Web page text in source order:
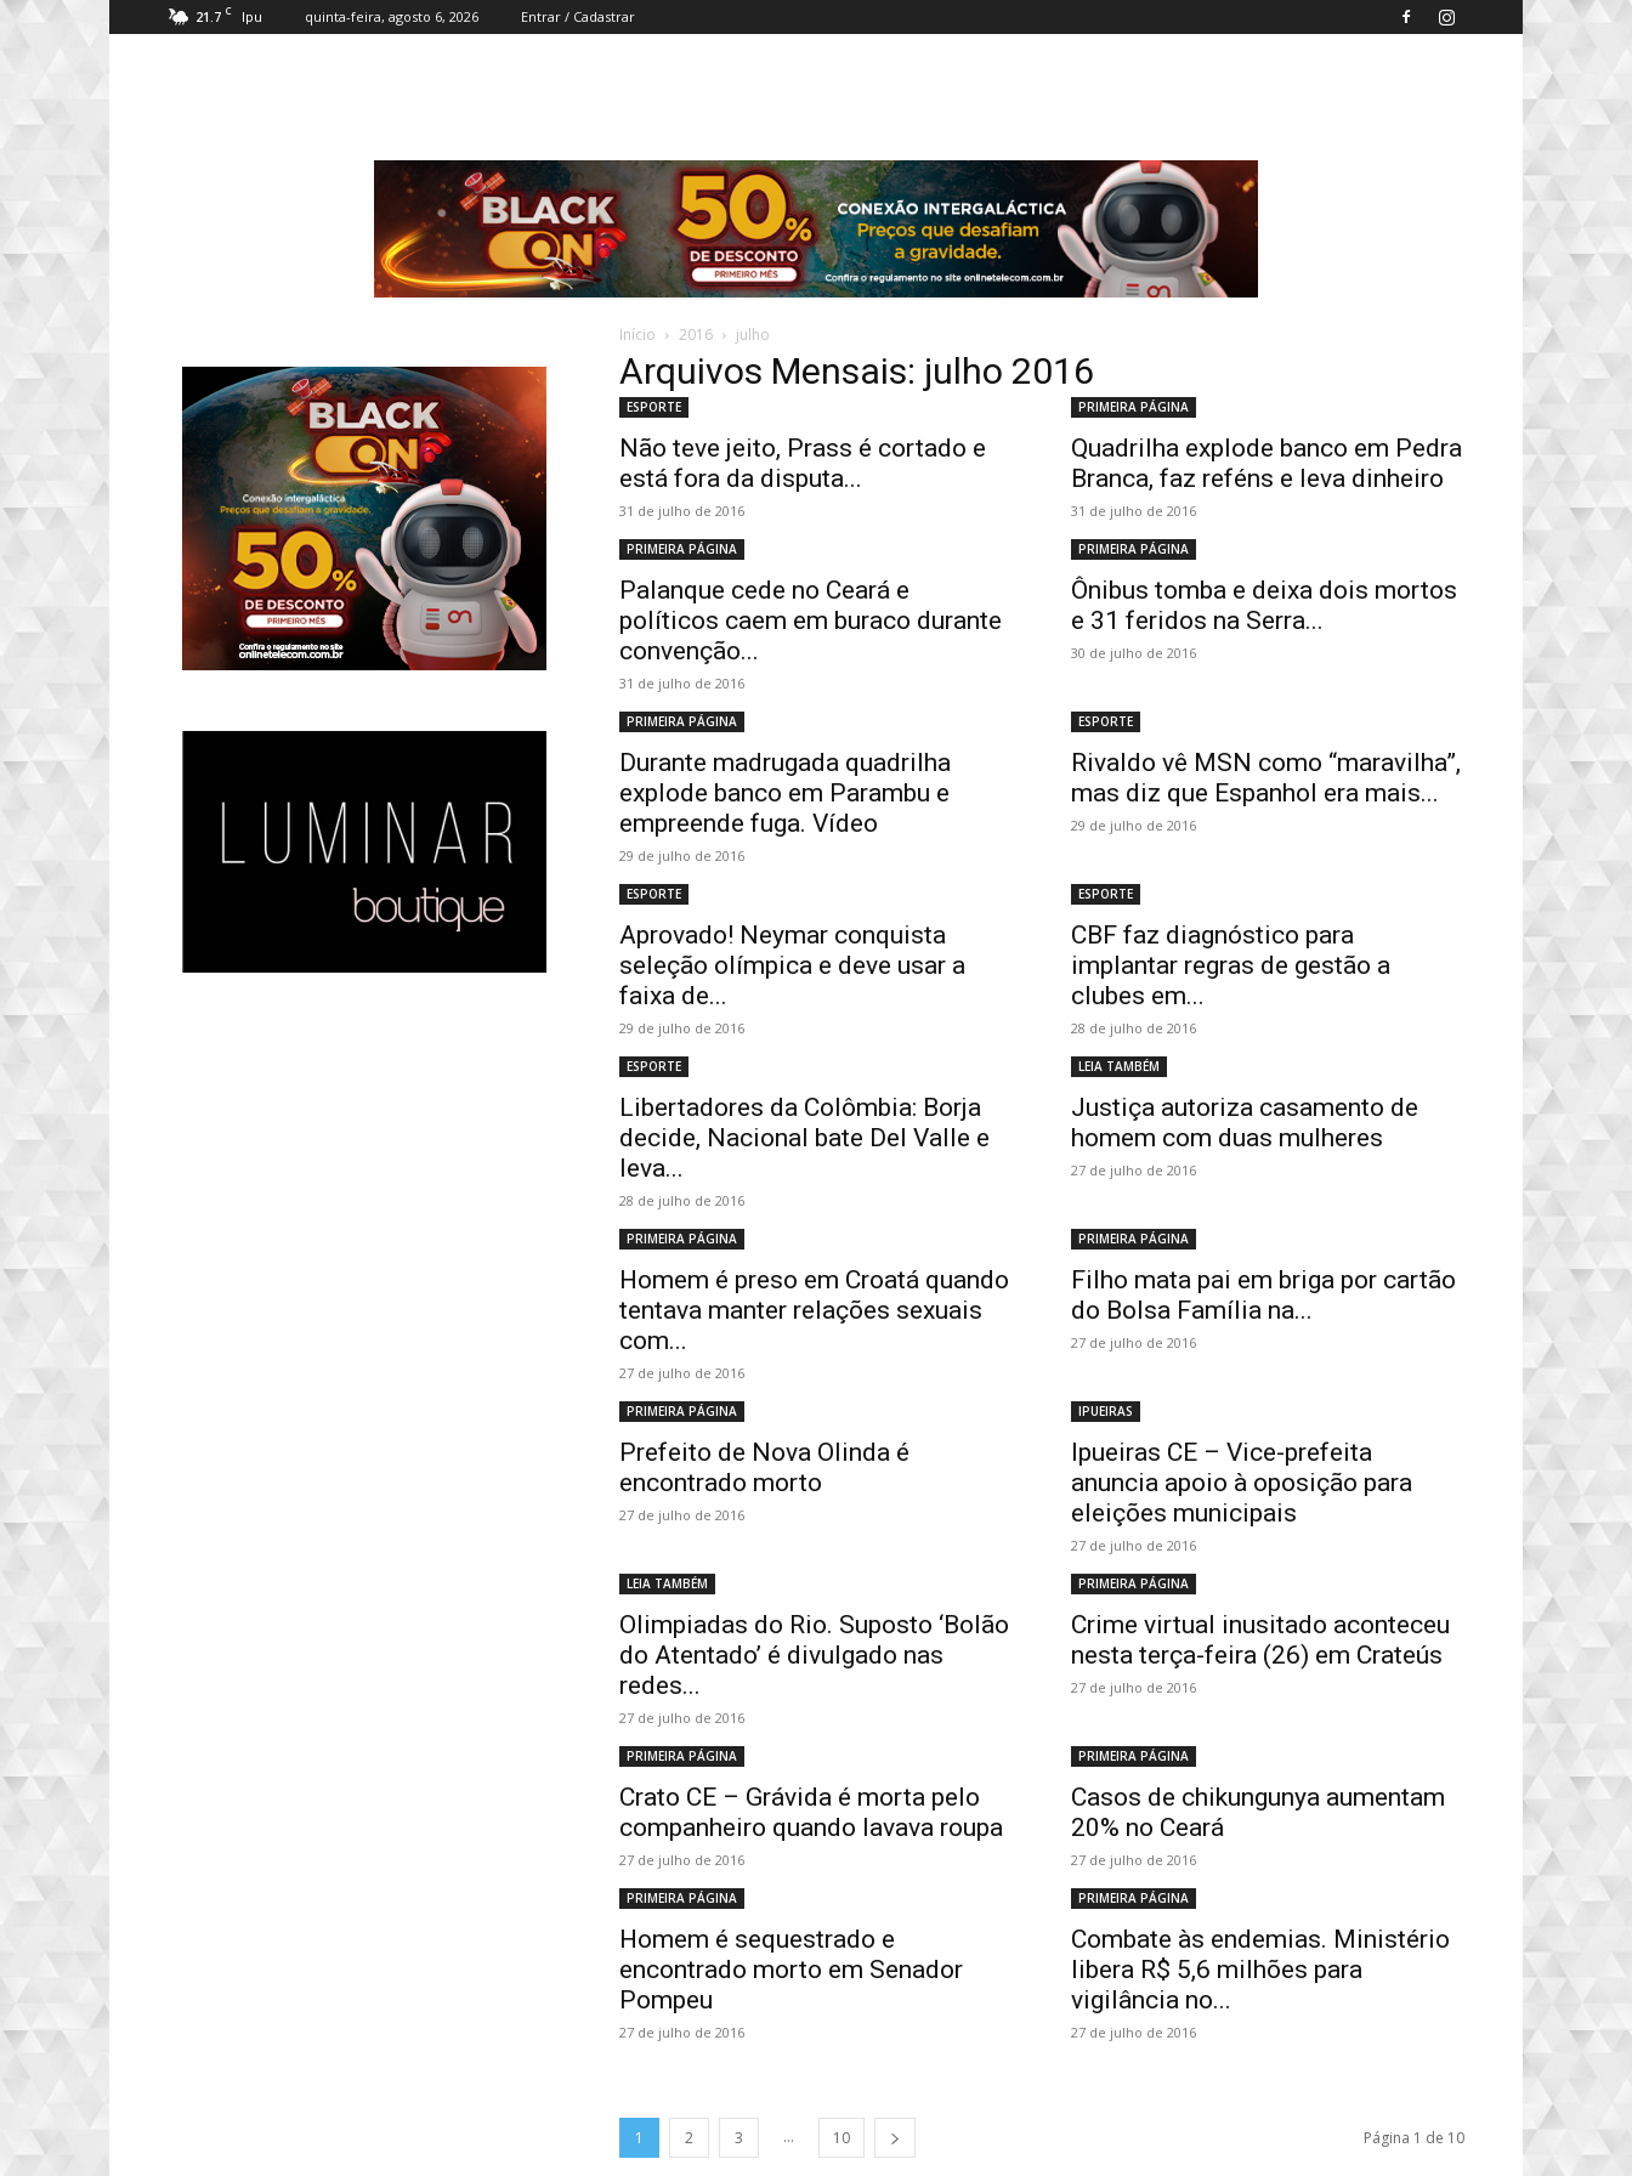
21.7 C Ipu quinta-feira, agosto 6, 2026 Entrar / Cadastrar
Início 2016 julho
Arquivos Mensais: julho 2016
ESPORTE
Não teve jeito, Prass é cortado e
está fora da disputa...
31 de julho de 2016
PRIMEIRA PÁGINA
Quadrilha explode banco em Pedra
Branca, faz reféns e leva dinheiro
31 de julho de 2016
PRIMEIRA PÁGINA
Palanque cede no Ceará e
políticos caem em buraco durante
convenção...
31 de julho de 2016
PRIMEIRA PÁGINA
Ônibus tomba e deixa dois mortos
e 31 feridos na Serra...
30 de julho de 2016
PRIMEIRA PÁGINA
Durante madrugada quadrilha
explode banco em Parambu e
empreende fuga. Vídeo
29 de julho de 2016
ESPORTE
Rivaldo vê MSN como “maravilha”,
mas diz que Espanhol era mais...
29 de julho de 2016
ESPORTE
Aprovado! Neymar conquista
seleção olímpica e deve usar a
faixa de...
29 de julho de 2016
ESPORTE
CBF faz diagnóstico para
implantar regras de gestão a
clubes em...
28 de julho de 2016
ESPORTE
Libertadores da Colômbia: Borja
decide, Nacional bate Del Valle e
leva...
28 de julho de 2016
LEIA TAMBÉM
Justiça autoriza casamento de
homem com duas mulheres
27 de julho de 2016
PRIMEIRA PÁGINA
Homem é preso em Croatá quando
tentava manter relações sexuais
com...
27 de julho de 2016
PRIMEIRA PÁGINA
Filho mata pai em briga por cartão
do Bolsa Família na...
27 de julho de 2016
PRIMEIRA PÁGINA
Prefeito de Nova Olinda é
encontrado morto
27 de julho de 2016
IPUEIRAS
Ipueiras CE – Vice-prefeita
anuncia apoio à oposição para
eleições municipais
27 de julho de 2016
LEIA TAMBÉM
Olimpiadas do Rio. Suposto ‘Bolão
do Atentado’ é divulgado nas
redes...
27 de julho de 2016
PRIMEIRA PÁGINA
Crime virtual inusitado aconteceu
nesta terça-feira (26) em Crateús
27 de julho de 2016
PRIMEIRA PÁGINA
Crato CE – Grávida é morta pelo
companheiro quando lavava roupa
27 de julho de 2016
PRIMEIRA PÁGINA
Casos de chikungunya aumentam
20% no Ceará
27 de julho de 2016
PRIMEIRA PÁGINA
Homem é sequestrado e
encontrado morto em Senador
Pompeu
27 de julho de 2016
PRIMEIRA PÁGINA
Combate às endemias. Ministério
libera R$ 5,6 milhões para
vigilância no...
27 de julho de 2016
1 2 3 ... 10 Página 1 de 10